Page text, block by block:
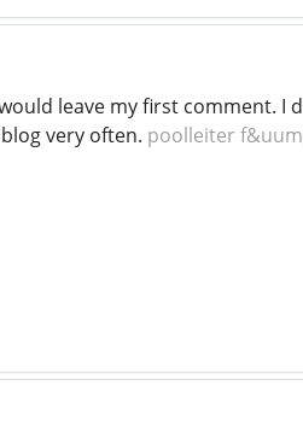
leave my first comment. I
very often. poolleiter